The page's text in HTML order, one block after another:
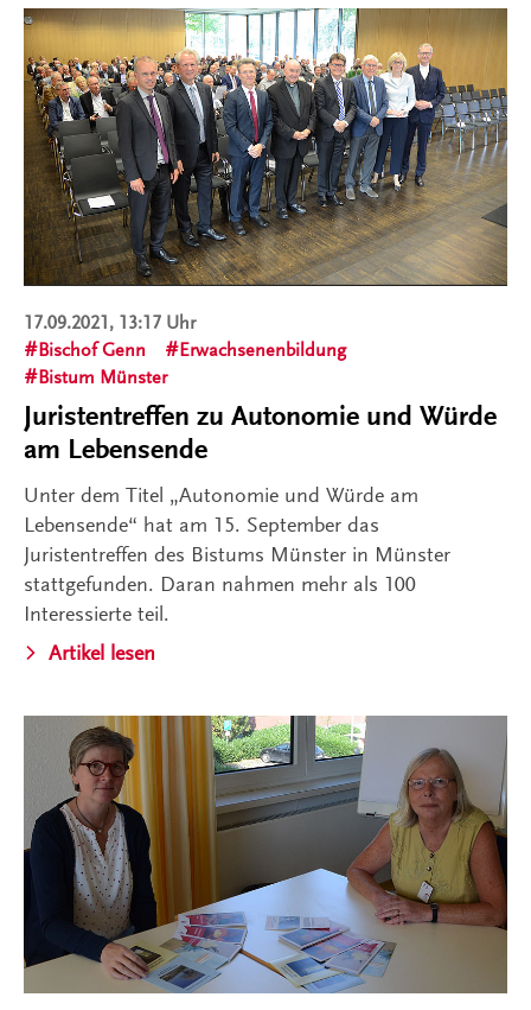
17.09.2021, 13:17 Uhr
Bischof Genn
Erwachsenenbildung
Bistum Münster
Juristentreffen zu Autonomie und Würde
am Lebensende
Unter dem Titel „Autonomie und Würde am
Lebensende“ hat am 15. September das
Juristentreffen des Bistums Münster in Münster
stattgefunden. Daran nahmen mehr als 100
Interessierte teil.
Artikel lesen